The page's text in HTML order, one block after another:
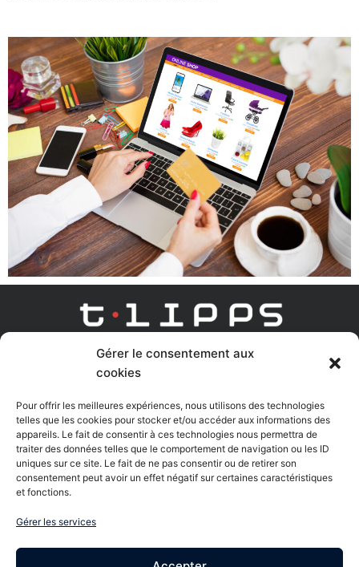
Gérer le consentement aux
cookies
Pour offrir les meilleures expériences, nous utilisons des technologies
telles que les cookies pour stocker et/ou accéder aux informations des
appareils. Le fait de consentir à ces technologies nous permettra de
traiter des données telles que le comportement de navigation ou les ID
uniques sur ce site. Le fait de ne pas consentir ou de retirer son
consentement peut avoir un effet négatif sur certaines caractéristiques
et fonctions.
Gérer les services
AGENCE DIGITAL LEARNING
LinkedinYoutube
Nous contacter